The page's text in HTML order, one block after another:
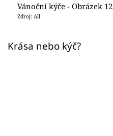
Vánoční kýče - Obrázek 12
Zdroj: All
Krása nebo kýč?